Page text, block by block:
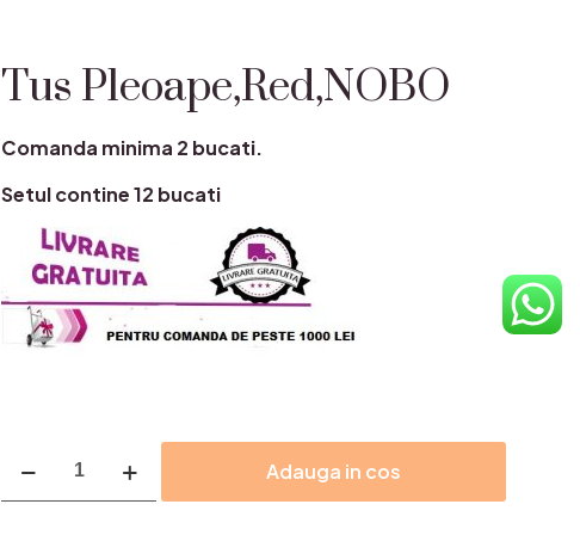
Tus Pleoape,Red,NOBO
Comanda minima 2 bucati.
Setul contine 12 bucati
Tus
Adauga in cos